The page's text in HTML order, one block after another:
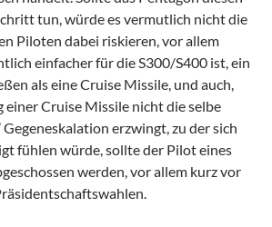
tun, würde es vermutlich nicht die
Piloten dabei riskieren, vor allem
einfacher für die S300/S400 ist, ein
als eine Cruise Missile, und auch,
Cruise Missile nicht die selbe
Gegeneskalation erzwingt, zu der sich
fühlen würde, sollte der Pilot eines
werden, vor allem kurz vor